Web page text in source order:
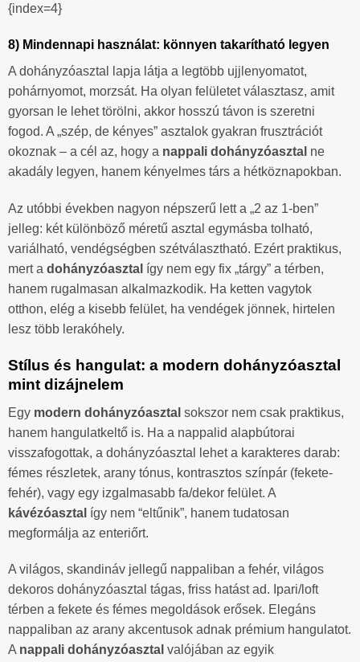
{index=4}
8) Mindennapi használat: könnyen takarítható legyen
A dohányzóasztal lapja látja a legtöbb ujjlenyomatot,
pohárnyomot, morzsát. Ha olyan felületet választasz, amit
gyorsan le lehet törölni, akkor hosszú távon is szeretni
fogod. A „szép, de kényes” asztalok gyakran frusztrációt
okoznak – a cél az, hogy a nappali dohányzóasztal ne
akadály legyen, hanem kényelmes társ a hétköznapokban.
Az utóbbi években nagyon népszerű lett a „2 az 1-ben”
jelleg: két különböző méretű asztal egymásba tolható,
variálható, vendégségben szétválasztható. Ezért praktikus,
mert a dohányzóasztal így nem egy fix „tárgy” a térben,
hanem rugalmasan alkalmazkodik. Ha ketten vagytok
otthon, elég a kisebb felület, ha vendégek jönnek, hirtelen
lesz több lerakóhely.
Stílus és hangulat: a modern dohányzóasztal
mint dizájnelem
Egy modern dohányzóasztal sokszor nem csak praktikus,
hanem hangulatkeltő is. Ha a nappalid alapbútorai
visszafogottak, a dohányzóasztal lehet a karakteres darab:
fémes részletek, arany tónus, kontrasztos színpár (fekete-
fehér), vagy egy izgalmasabb fa/dekor felület. A
kávézóasztal így nem “eltűnik”, hanem tudatosan
megformálja az enteriőrt.
A világos, skandináv jellegű nappaliban a fehér, világos
dekoros dohányzóasztal tágas, friss hatást ad. Ipari/loft
térben a fekete és fémes megoldások erősek. Elegáns
nappaliban az arany akcentusok adnak prémium hangulatot.
A nappali dohányzóasztal valójában az egyik